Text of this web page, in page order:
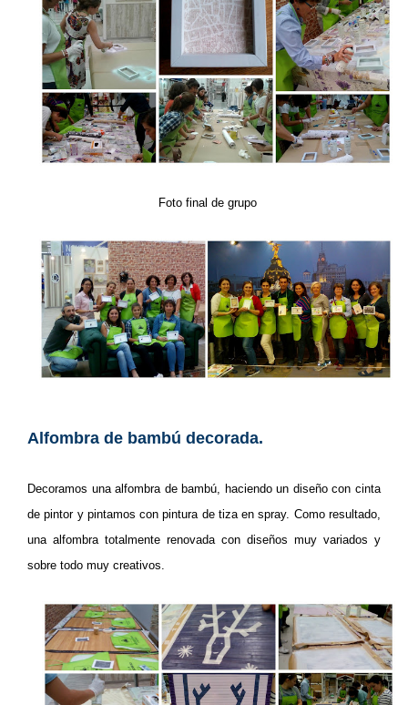
Foto final de grupo
Alfombra de bambú decorada.
Decoramos una alfombra de bambú, haciendo un diseño con cinta
de pintor y pintamos con pintura de tiza en spray. Comoresultado,
una alfombra totalmente renovada con diseños muy variados y
sobre todo muy creativos.